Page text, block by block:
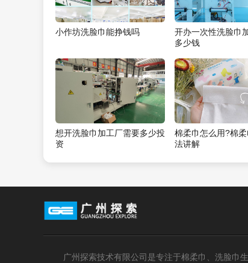
小作坊洗脸巾能挣钱吗
开办一次性洗脸巾
多少钱
想开洗脸巾加工厂需要多少投
资
棉柔巾怎么用?棉
法讲解
广州探索技术有限公司是专注于棉柔巾、洗脸巾